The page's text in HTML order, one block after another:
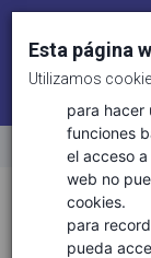
Sectores
Esta página
Utilizamos
para hacer
funciones
el acceso
web no
cookies.
para
pueda